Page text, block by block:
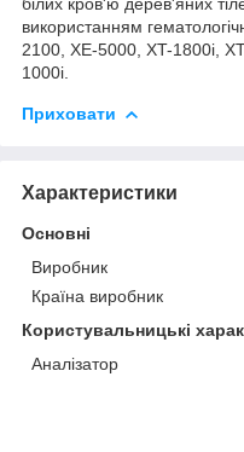
використанням
2100, XE-5000, XT-1800i,
1000i.
Приховати
Характеристики
Основні
Виробник
Країна виробник
Користувальницькі
Аналізатор